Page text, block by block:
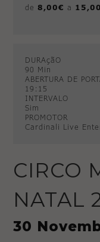
de8,00€ a
DURAçãO
90 Min
ABERTURA DE
19:15
INTERVALO
Sim
PROMOTOR
Cardinali Live
CIRCO
NATAL
30